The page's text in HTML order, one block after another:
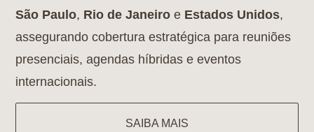
São Paulo, Rio de Janeiro e Estados Unidos,
assegurando cobertura estratégica para reuniões
presenciais, agendas híbridas e eventos
internacionais.
SAIBA MAIS